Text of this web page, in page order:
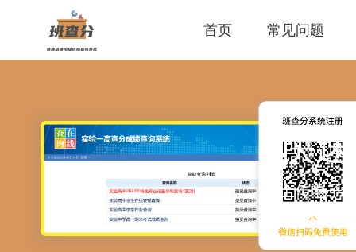
首页 常见问题
快
上传电子
码，老师